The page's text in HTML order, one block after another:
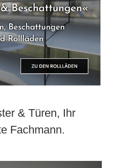
& Türen, Ihr
Fachmann.